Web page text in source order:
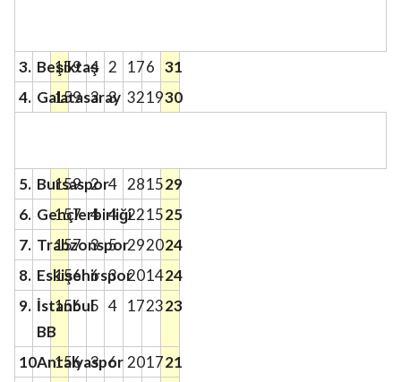
3. Beşiktaş
159 4 2 176 31
4. Galatasaray
159 3 3 321930
5. Bursaspor
159 2 4 281529
6. Gençlerbirliği
157 4 4 221525
7. Trabzonspor
157 3 5 292024
8. Eskişehirspor
156 6 3 201424
9. İstanbul
BB
156 5 4 172323
10.Antalyaspor
156 3 6 201721